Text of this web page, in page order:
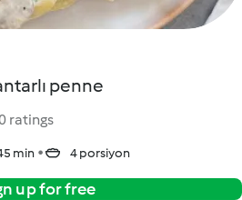
penne
ratings
min 4 porsiyon
up for free